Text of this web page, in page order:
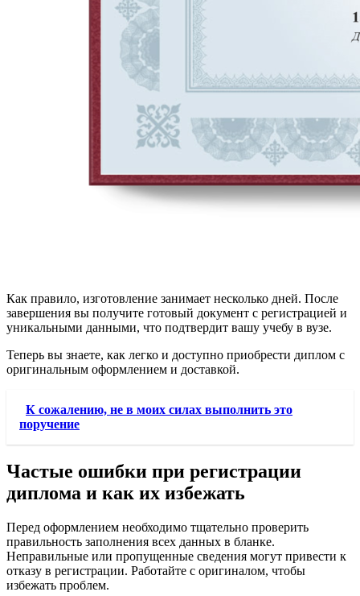
Как правило, изготовление занимает несколько дней. После
завершения вы получите готовый документ с регистрацией и
уникальными данными, что подтвердит вашу учебу в вузе.
Теперь вы знаете, как легко и доступно приобрести диплом с
оригинальным оформлением и доставкой.
К сожалению, не в моих силах выполнить это
поручение
Частые ошибки при регистрации
диплома и как их избежать
Перед оформлением необходимо тщательно проверить
правильность заполнения всех данных в бланке.
Неправильные или пропущенные сведения могут привести к
отказу в регистрации. Работайте с оригиналом, чтобы
избежать проблем.